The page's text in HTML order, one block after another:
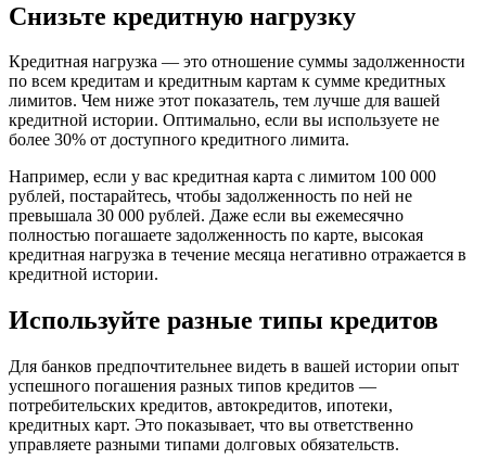
Снизьте кредитную нагрузку
Кредитная нагрузка — это отношение суммы задолженности
по всем кредитам и кредитным картам к сумме кредитных
лимитов. Чем ниже этот показатель, тем лучше для вашей
кредитной истории. Оптимально, если вы используете не
более 30% от доступного кредитного лимита.
Например, если у вас кредитная карта с лимитом 100 000
рублей, постарайтесь, чтобы задолженность по ней не
превышала 30 000 рублей. Даже если вы ежемесячно
полностью погашаете задолженность по карте, высокая
кредитная нагрузка в течение месяца негативно отражается в
кредитной истории.
Используйте разные типы кредитов
Для банков предпочтительнее видеть в вашей истории опыт
успешного погашения разных типов кредитов —
потребительских кредитов, автокредитов, ипотеки,
кредитных карт. Это показывает, что вы ответственно
управляете разными типами долговых обязательств.